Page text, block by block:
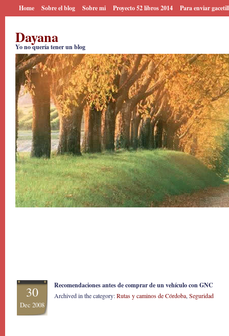
Home Sobre el blog Sobre mi Proyecto 52 libros 2014 Para enviar
Dayana
Yo no quería tener un blog
30
Dec 2008
Recomendaciones antes de comprar de un vehículo con GNC
Archived in the category:Rutas y caminos de Córdoba, Seguridad